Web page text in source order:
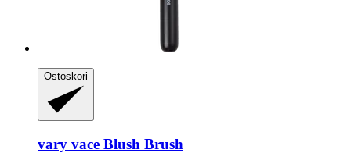
Ostoskori
vary vace Blush Brush